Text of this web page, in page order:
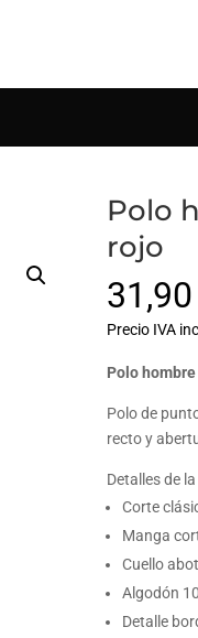
Polo
rojo
31,90
Precio IVA
Polo
Polo de
recto y
Detalles de
Corte
Manga
Cuello
Algodón
Detalle